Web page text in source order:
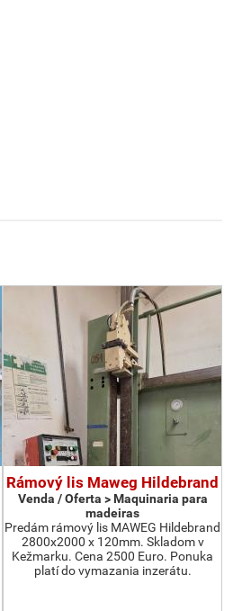
Rámový lis Maweg Hildebrand
Venda / Oferta > Maquinaria para
madeiras
Predám rámový lis MAWEG Hildebrand
2800x2000 x 120mm. Skladom v
Kežmarku. Cena 2500 Euro. Ponuka
platí do vymazania inzerátu.